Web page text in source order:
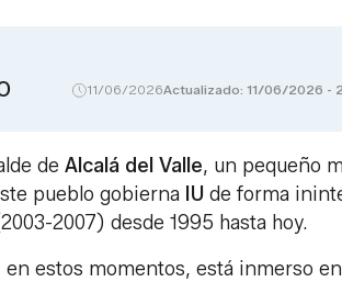
11/06/2026Actualizado: 11/06/2026 -
de Alcalá del Valle, un pequeño
pueblo gobierna IU de forma
2007) desde 1995 hasta hoy.
en estos momentos, está inmerso